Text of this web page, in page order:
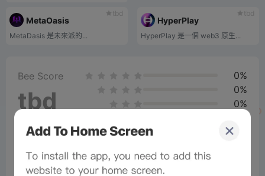
tbd
MetaOasis
MetaDasis 是未來派的...
tbd
HyperPlay
HyperPlay 是一個 web3 原生...
Bee Score
tbd
0%
0%
0%
Comments(5)